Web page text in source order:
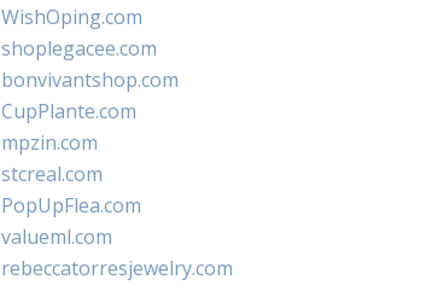
WishOping.com
shoplegacee.com
bonvivantshop.com
CupPlante.com
mpzin.com
stcreal.com
PopUpFlea.com
valueml.com
rebeccatorresjewelry.com